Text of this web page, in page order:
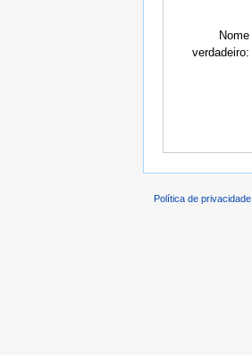
Nome
verdadeiro:
Política de privacidade